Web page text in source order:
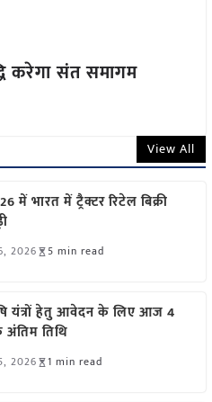
करेगा संत समागम
View All
में भारत में ट्रैक्टर रिटेल बिक्री
2026 5 min read
यंत्रों हेतु आवेदन के लिए आज 4
तिथि
2026 1 min read